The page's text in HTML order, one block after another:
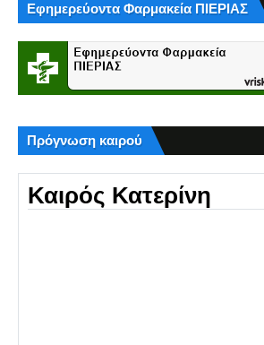
Εφημερεύοντα Φαρμακεία ΠΙΕΡΙΑΣ
Πρόγνωση καιρού
Καιρός Κατερίνη